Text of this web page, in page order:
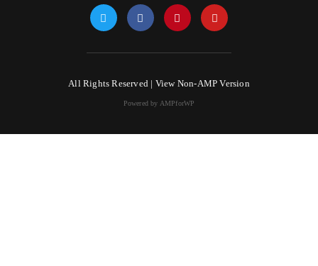
All Rights Reserved | View Non-AMP Version
Powered by AMPforWP